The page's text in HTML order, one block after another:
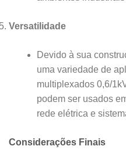
Versatilidade
Devido à sua
uma variedade de
multiplexados 0,6/
podem ser usados
rede elétrica e
Considerações Finais